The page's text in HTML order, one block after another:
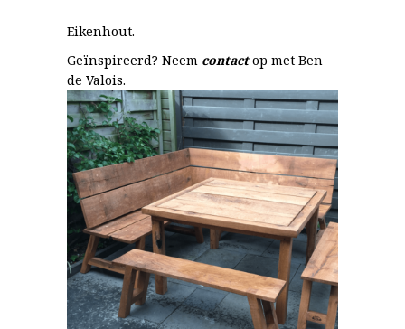
Eikenhout.
Geïnspireerd? Neem contactop met Ben
de Valois.